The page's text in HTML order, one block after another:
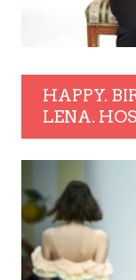
HAPPY.
LENA.